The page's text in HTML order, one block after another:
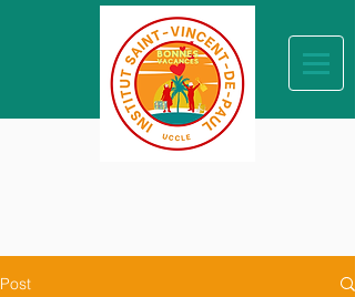
Post